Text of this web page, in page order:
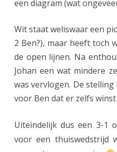
een diagram (wat
Wit staat weliswaar een
2 Ben?), maar heeft toch
de open lijnen. Na
Johan een wat mindere
was vervlogen. De
voor Ben dat er zelfs
Uiteindelijk dus een 3-1
voor een thuiswedstrijd